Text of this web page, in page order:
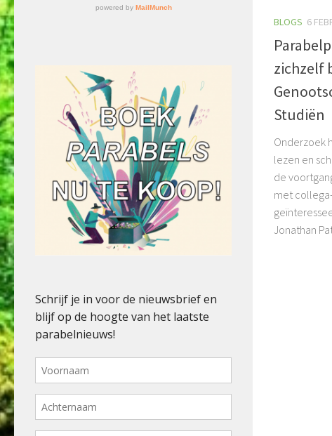
BLOGS 6
zichzelf
Studiën
Onderzoek
lezen en
de
met
Jonathan